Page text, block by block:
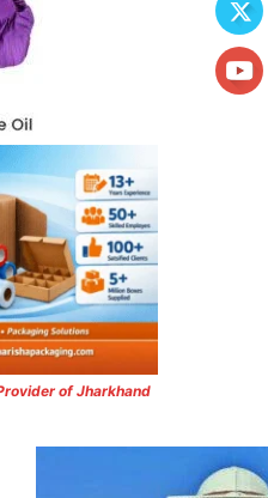
of Jharkhand